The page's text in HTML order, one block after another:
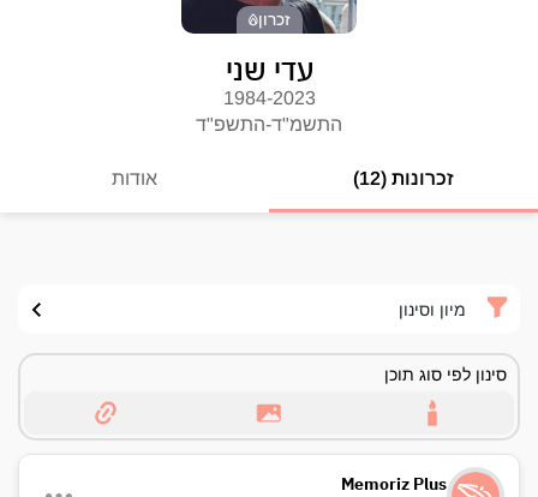
זכרון
עדי שני
1984-2023
התשמ"ד-התשפ"ד
זכרונות (12) אודות
מיון וסינון
סינון לפי סוג תוכן
Memoriz Plus